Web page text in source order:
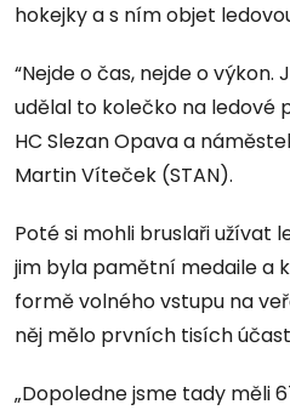
hokejky a s ním objet
“Nejde o čas, nejde o výkon.
udělal to kolečko na ledové
HC Slezan Opava a
Martin Víteček (STAN).
Poté si mohli bruslaři užívat
jim byla pamětní medaile a
formě volného vstupu na
něj mělo prvních tisích
„Dopoledne jsme tady měli